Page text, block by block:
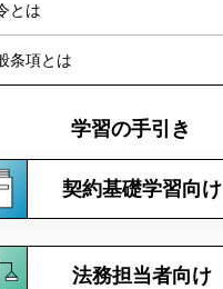
とは
条項とは
学習の手引き
契約基礎学習向け
法務担当者向け